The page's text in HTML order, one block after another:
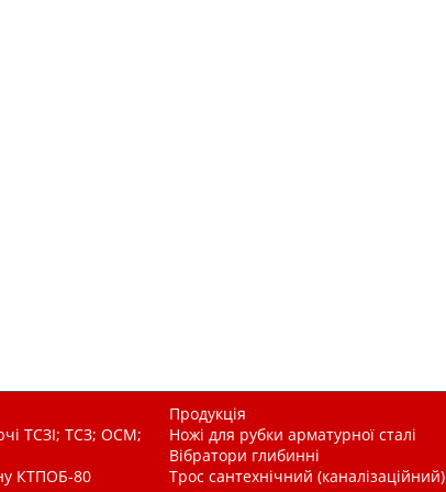
ТСЗІ; ТСЗ; ОСМ;
КТПОБ-80
Продукція
Ножі для рубки арматурної сталі
Вібратори глибинні
Трос сантехнічний (каналізаційний)